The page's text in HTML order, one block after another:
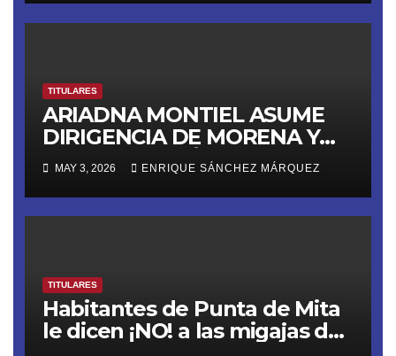
TITULARES
ARIADNA MONTIEL ASUME
DIRIGENCIA DE MORENA Y
LANZA ULTIMÁTUM RUMBO
AL 2027
MAY 3, 2026 ENRIQUE SÁNCHEZ MÁRQUEZ
TITULARES
Habitantes de Punta de Mita
le dicen ¡NO! a las migajas de